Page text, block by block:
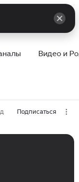
Видео и
Подписаться